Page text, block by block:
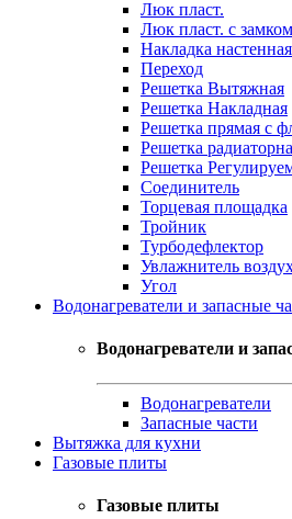
Люк пласт.
Люк пласт. с замком
Накладка настенная
Переход
Решетка Вытяжная
Решетка Накладная
Решетка прямая с
Решетка
Решетка
Соединитель
Торцевая площадка
Тройник
Турбодефлектор
Увлажнитель
Угол
Водонагреватели и запасные
Водонагреватели и
Водонагреватели
Запасные части
Вытяжка для кухни
Газовые плиты
Газовые плиты